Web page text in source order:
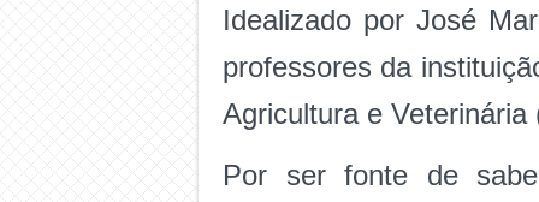
Idealizado por José
professores da
Agricultura e
Por ser fonte de